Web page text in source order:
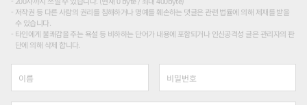
저작권 등 다른 사람의 권리를 침해하거나 명예를 훼손하는 댓글은 관련 법률에 의해 제재를 받을
수 있습니다.
타인에게 불쾌감을 주는 욕설 등 비하하는 단어가 내용에 포함되거나 인신공격성 글은 관리자의 판
단에 의해 삭제 합니다.